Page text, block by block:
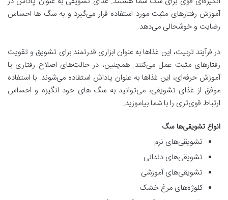
آموزش رفتارهای مثبت مورد استفاده قرار می‌گیرد و به سگ ها احساس
رضایت و خوشحالی می‌دهد.
در فرآیند تربیت، این غذاها به عنوان ابزاری قدرتمند برای تشویق و تقویت
رفتارهای مثبت عمل می‌کنند. همچنین، در حالت‌های اصلاح رفتاری یا
آموزش حرفه‌ای، این غذاها به عنوان پاداش استفاده می‌شوند. با استفاده
موفق از غذای تشویقی، می‌توانید به سگ های خود انگیزه و احساس
ارتباط قوی‌تری را با شما بیاموزید.
انواع تشویقی‌ها سگ
تشویقی‌های نرم
تشویقی‌های دندانی
تشویقی‌های آموزشی
کلوژه‌های مرغ خشک